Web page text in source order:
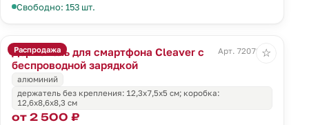
Свободно: 153 шт.
Распродажа
Держатель для смартфона Cleaver с
беспроводной зарядкой
Арт. 72072.10
алюминий
держатель без крепления: 12,3х7,5х5 см; коробка:
12,6х8,6х8,3 см
от 2 500 ₽
☆